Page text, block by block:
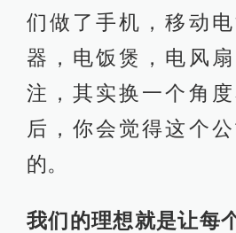
们做了手机，移动
器，电饭煲，电风
注，其实换一个角
后，你会觉得这个
的。
我们的理想就是让每